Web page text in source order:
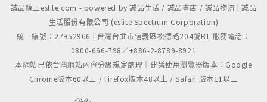
誠品線上eslite.com - powered by 誠品生活 / 誠品書店 / 誠品物流 | 誠品
生活股份有限公司 (eslite Spectrum Corporation)
統一編號：27952966 | 台灣台北市信義區松德路204號B1 服務電話：
0800-666-798／+886-2-8789-8921
本網站已依台灣網站內容分級規定處理｜建議使用瀏覽器版本：Google
Chrome版本60以上 / Firefox版本48以上 / Safari 版本11以上